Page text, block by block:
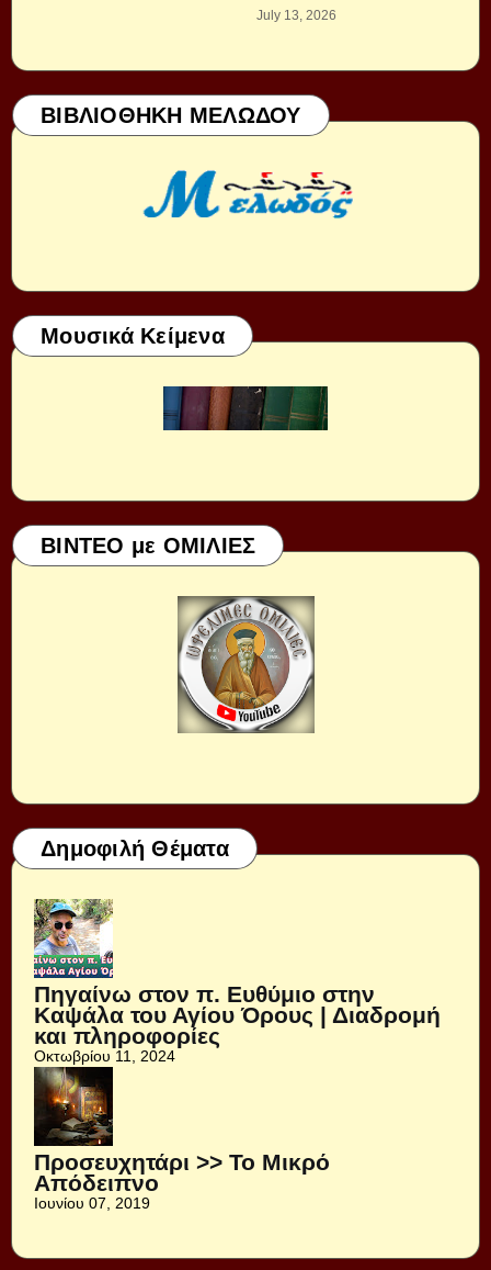
July 13, 2026
ΒΙΒΛΙΟΘΗΚΗ ΜΕΛΩΔΟΥ
Μουσικά Κείμενα
ΒΙΝΤΕΟ με ΟΜΙΛΙΕΣ
Δημοφιλή Θέματα
Πηγαίνω στον π. Ευθύμιο στην
Καψάλα του Αγίου Όρους | Διαδρομή
και πληροφορίες
Οκτωβρίου 11, 2024
Προσευχητάρι >> Το Μικρό
Απόδειπνο
Ιουνίου 07, 2019